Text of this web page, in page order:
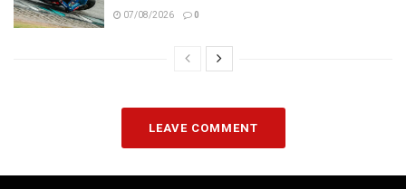
07/08/2026 0
LEAVE COMMENT